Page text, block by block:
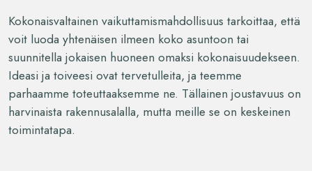
Kokonaisvaltainen vaikuttamismahdollisuus tarkoittaa, että
voit luoda yhtenäisen ilmeen koko asuntoon tai
suunnitella jokaisen huoneen omaksi kokonaisuudekseen.
Ideasi ja toiveesi ovat tervetulleita, ja teemme
parhaamme toteuttaaksemme ne. Tällainen joustavuus on
harvinaista rakennusalalla, mutta meille se on keskeinen
toimintatapa.